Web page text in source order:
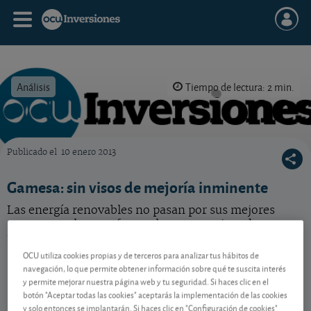
Análisis Tiempo de lectura: 2 min.
Publicado el 10 enero 2013
Gamesa: sin visos de mejoría inminente
Las energía renovables no pasan por sus mejores
momentos, lo que afecta a las perspectivas de
fabricantes de aerogeneradores como Gamesa.
Contenido reservado a SOCIOS
OCU utiliza cookies propias y de terceros para analizar tus hábitos de
navegación, lo que permite obtener información sobre qué te suscita interés
y permite mejorar nuestra página web y tu seguridad. Si haces clic en el
botón "Aceptar todas las cookies" aceptarás la implementación de las cookies
y solo entonces se implantarán. Si haces clic en "Configuración de cookies"